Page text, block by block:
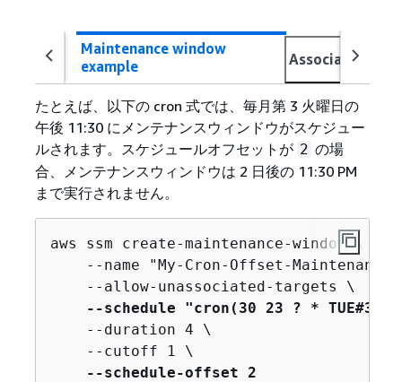
Maintenance window
example
Association
たとえば、以下の cron 式では、毎月第 3 火曜日の
午後 11:30 にメンテナンスウィンドウがスケジュー
ルされます。スケジュールオフセットが 2 の場
合、メンテナンスウィンドウは 2 日後の 11:30 PM
まで実行されません。
aws ssm create-maintenance-window \
--name "My-Cron-Offset-
    --allow-unassociated-targets \
--schedule "cron(30 23 ? * TUE#3
    --duration 4 \
    --cutoff 1 \
--schedule-offset 2